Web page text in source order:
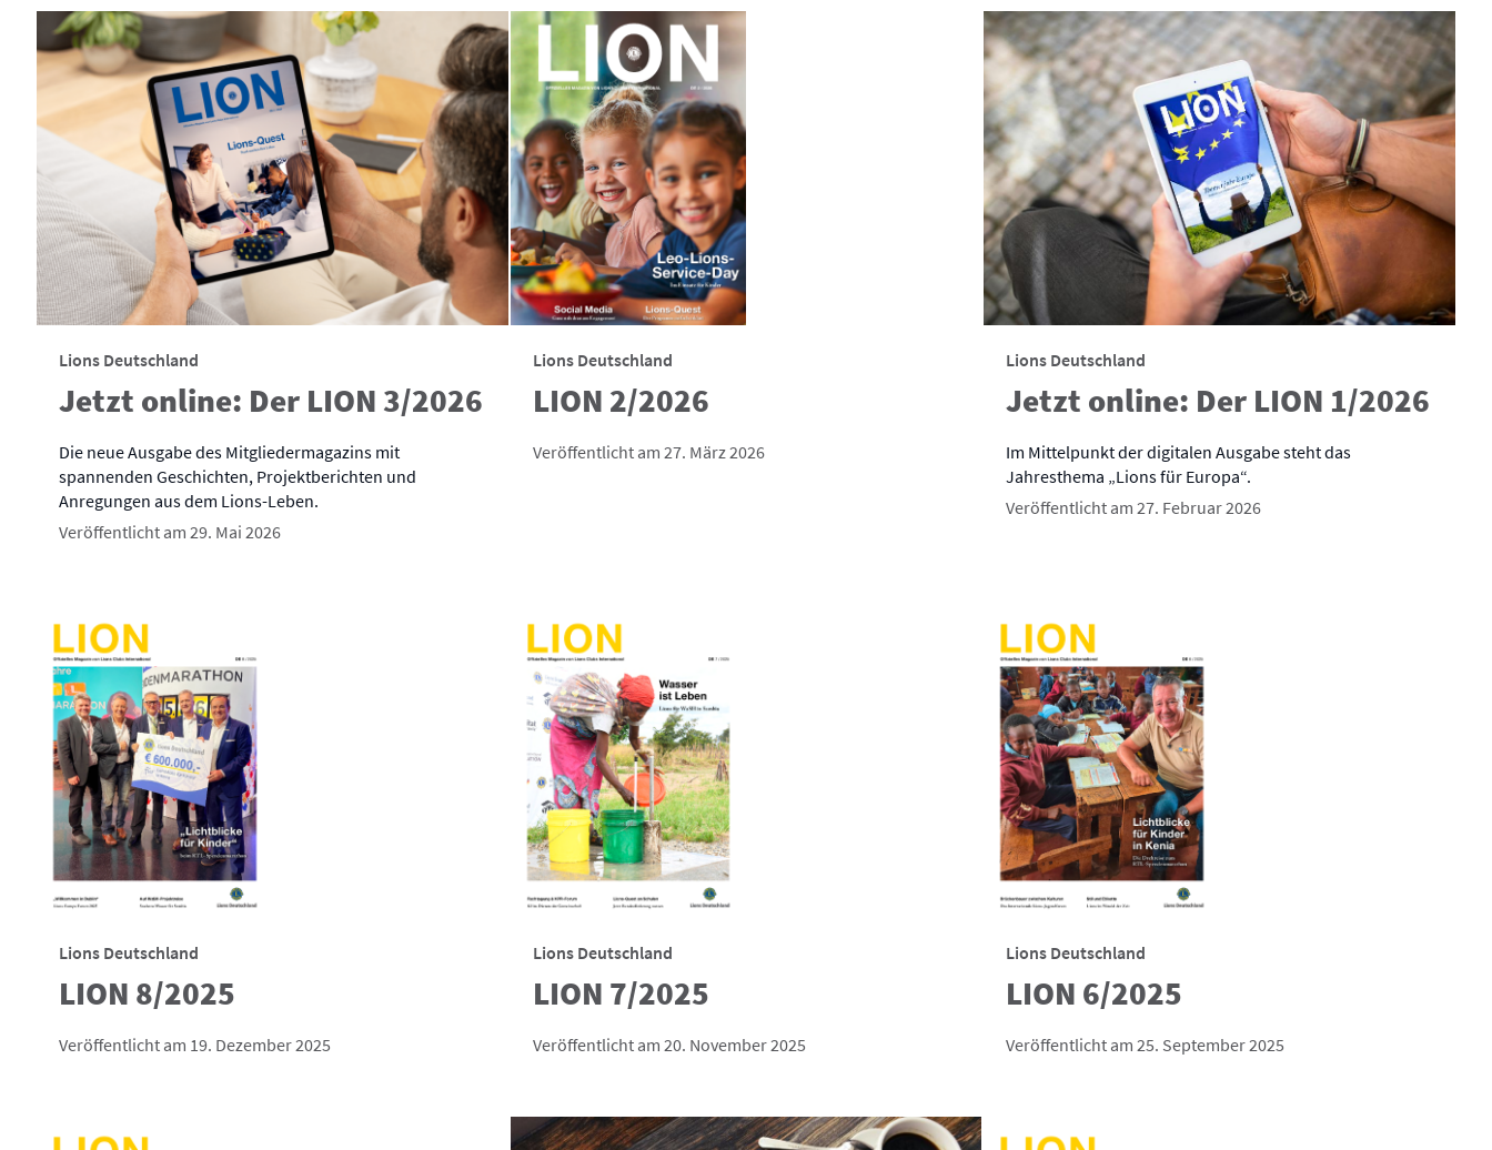
Lions Deutschland
Jetzt online: Der LION 3/2026
Die neue Ausgabe des Mitgliedermagazins mit
spannenden Geschichten, Projektberichten und
Anregungen aus dem Lions-Leben.
Veröffentlicht am 29. Mai 2026
Lions Deutschland
LION 2/2026
Veröffentlicht am 27. März 2026
Lions Deutschland
Jetzt online: Der LION 1/2026
Im Mittelpunkt der digitalen Ausgabe steht das
Jahresthema „Lions für Europa“.
Veröffentlicht am 27. Februar 2026
Lions Deutschland
LION 8/2025
Veröffentlicht am 19. Dezember 2025
Lions Deutschland
LION 7/2025
Veröffentlicht am 20. November 2025
Lions Deutschland
LION 6/2025
Veröffentlicht am 25. September 2025